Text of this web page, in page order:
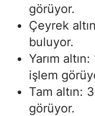
görüyor.
Çeyrek
buluyor.
Yarım
işlem
Tam altın:
görüyor.